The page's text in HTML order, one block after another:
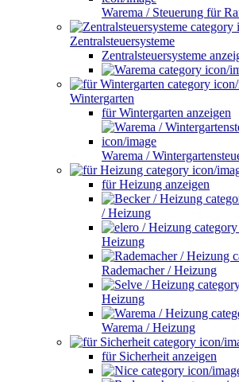
Warema / Steuerung für
Zentralsteuersysteme
Zentralsteuersysteme
Wintergarten
für Wintergarten anzeigen
Warema /
für Heizung anzeigen
/ Heizung
Heizung
Rademacher / Heizung
Heizung
Warema / Heizung
für Sicherheit anzeigen